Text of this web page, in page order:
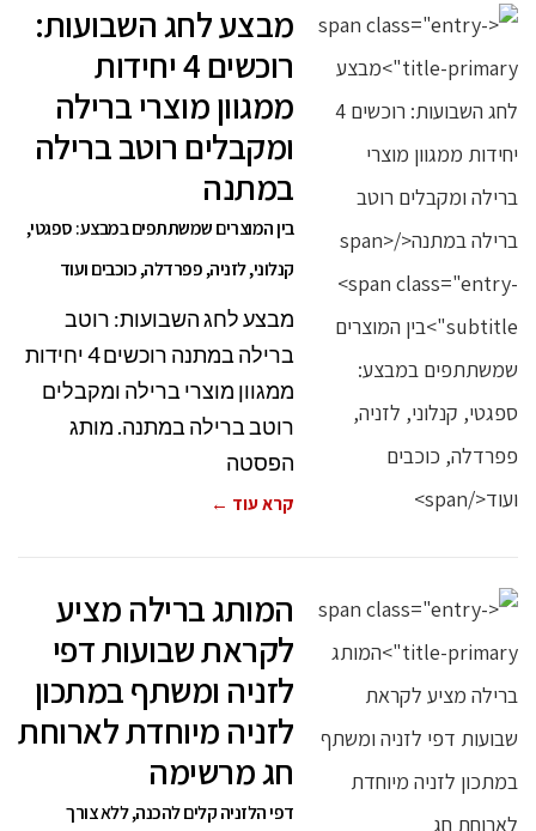
מבצע לחג השבועות:
רוכשים 4 יחידות
ממגוון מוצרי ברילה
ומקבלים רוטב ברילה
במתנה
בין המוצרים שמשתתפים במבצע: ספגטי,
קנלוני, לזניה, פפרדלה, כוכבים ועוד
מבצע לחג השבועות: רוטב
ברילה במתנה רוכשים 4 יחידות
ממגוון מוצרי ברילה ומקבלים
רוטב ברילה במתנה. מותג
הפסטה
קרא עוד ←
המותג ברילה מציע
לקראת שבועות דפי
לזניה ומשתף במתכון
לזניה מיוחדת לארוחת
חג מרשימה
דפי הלזניה קלים להכנה, ללא צורך